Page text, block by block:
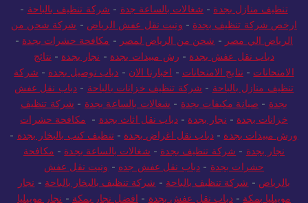
تنظيف منازل بجدة - شغالات بالساعة جدة - شركة تنظيف بالباحة -
ارخص شركة تنظيف بجدة - ونيت نقل عفش الرياض - شركة شحن من
الرياض الي مصر - شحن من الرياض لمصر - مكافحة حشرات بجدة -
دباب نقل عفش بجدة - رش مبيدات بجدة - نجار بجدة - نتائج
الامتحانات - نتايج الامتحانات - اخبارنا الان - دباب توصيل بجدة - شركة
تنظيف منازل بالباحة - شركة تنظيف خزانات بالباحة - دباب نقل عفش
بجدة - صيانة مكيفات بجدة - شغالات بالساعة بجدة - شركة تنظيف
خزانات بجدة - نجار بجدة - دباب نقل اثاث بجدة - مكافحة حشرات
ورش مبيدات بجدة -دباب نقل اغراض بجدة -تنظيف كنب بالبخار بجدة -
نجار بجدة - شركة تنظيف بجدة - شغالات بالساعة بجدة - مكافحة
حشرات بجدة - دباب نقل عفش جده - ونيت نقل عفش
بالرياض - شركة تنظيف بالباحة - شركة تنظيف بالبخار بالباحة - نجار
موبيليا بمكة -دباب نقل عفش بجدة - افضل نجار بمكة - نجار موبيليا